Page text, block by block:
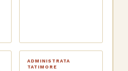
ADMINISTRATA
TATIMORE